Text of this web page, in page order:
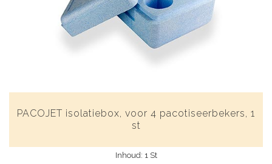
PACOJET isolatiebox, voor 4 pacotiseerbekers, 1
st
Inhoud: 1 St